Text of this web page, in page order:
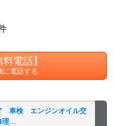
料電話】
に電話する
検 エンジンオイル交
…